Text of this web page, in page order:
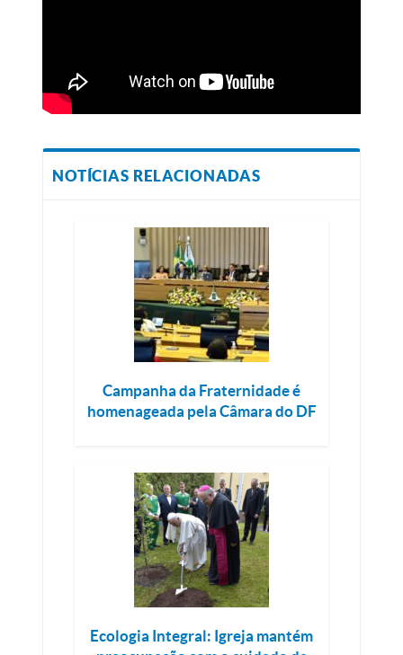
NOTÍCIAS RELACIONADAS
Campanha da Fraternidade é
homenageada pela Câmara do DF
Ecologia Integral: Igreja mantém